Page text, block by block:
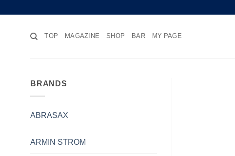
to
TOP MAGAZINE SHOP BAR MY PAGE
BRANDS
ABRASAX
ARMIN STROM